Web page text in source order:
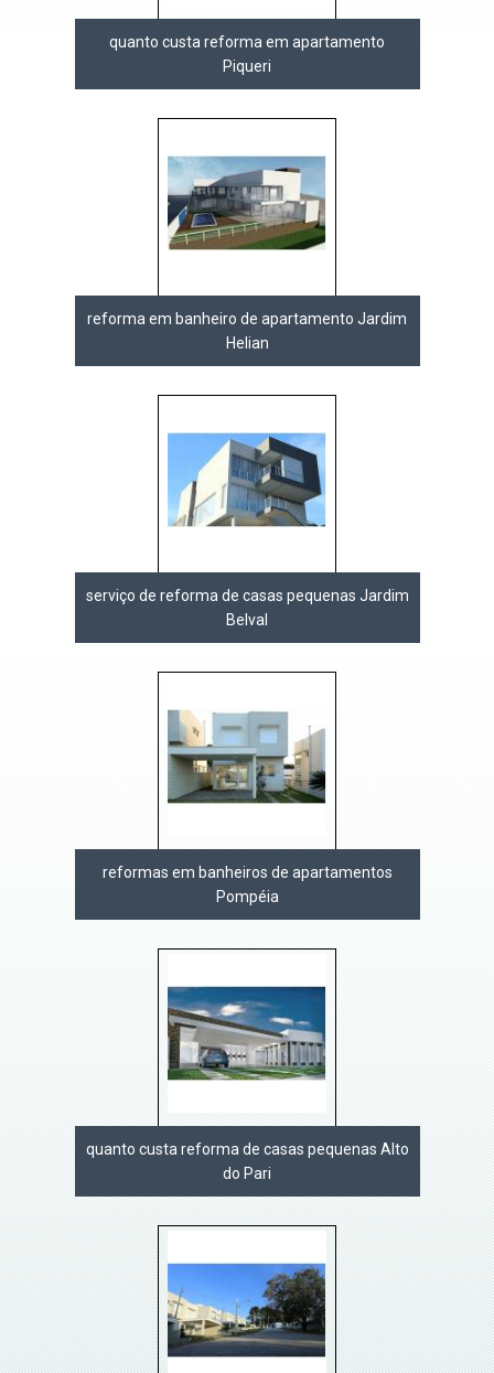
quanto custa reforma em apartamento
Piqueri
reforma em banheiro de apartamento Jardim
Helian
serviço de reforma de casas pequenas Jardim
Belval
reformas em banheiros de apartamentos
Pompéia
quanto custa reforma de casas pequenas Alto
do Pari